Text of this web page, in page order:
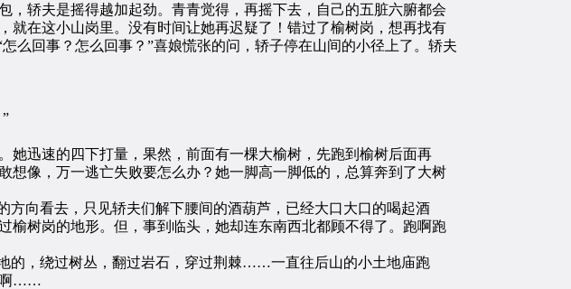
轿夫是摇得越加起劲。青青觉得，再摇下去，自己的五脏六腑都会
在这小山岗里。没有时间让她再迟疑了！错过了榆树岗，想再找有
么回事？怎么回事？”喜娘慌张的问，轿子停在山间的小径上了。轿夫
迅速的四下打量，果然，前面有一棵大榆树，先跑到榆树后面再
像，万一逃亡失败要怎么办？她一脚高一脚低的，总算奔到了大树
向看去，只见轿夫们解下腰间的酒葫芦，已经大口大口的喝起酒
树岗的地形。但，事到临头，她却连东南西北都顾不得了。跑啊跑
，绕过树丛，翻过岩石，穿过荆棘……一直往后山的小土地庙跑
啊……